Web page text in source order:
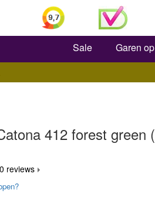
Zoeken
Sale Garen
412 forest green
reviews